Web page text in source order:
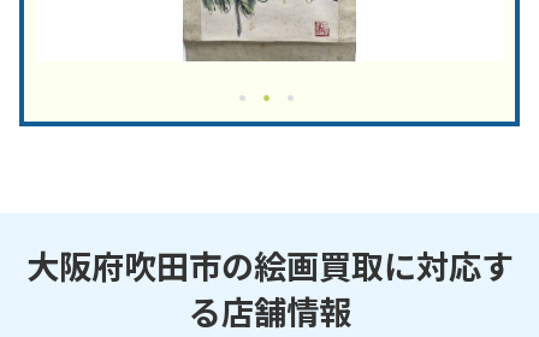
大阪府吹田市の絵画買取に対応す
る店舗情報